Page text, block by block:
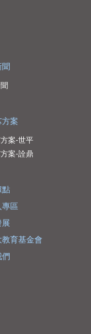
方案
案-世平
案-詮鼎
點
專區
展
教育基金會